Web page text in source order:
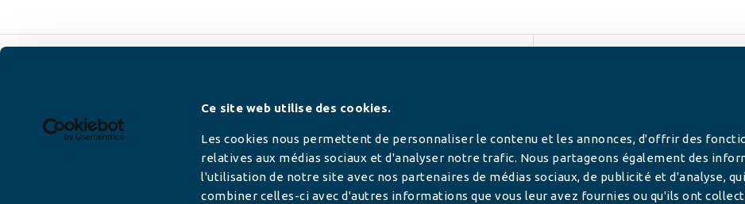
Ce site web utilise des cookies.
Les cookies nous permettent de personnaliser le contenu et les annonces, d'offrir des
relatives aux médias sociaux et d'analyser notre trafic. Nous partageons également des
l'utilisation de notre site avec nos partenaires de médias sociaux, de publicité et d'analyse,
combiner celles-ci avec d'autres informations que vous leur avez fournies ou qu'ils ont
Newsletter